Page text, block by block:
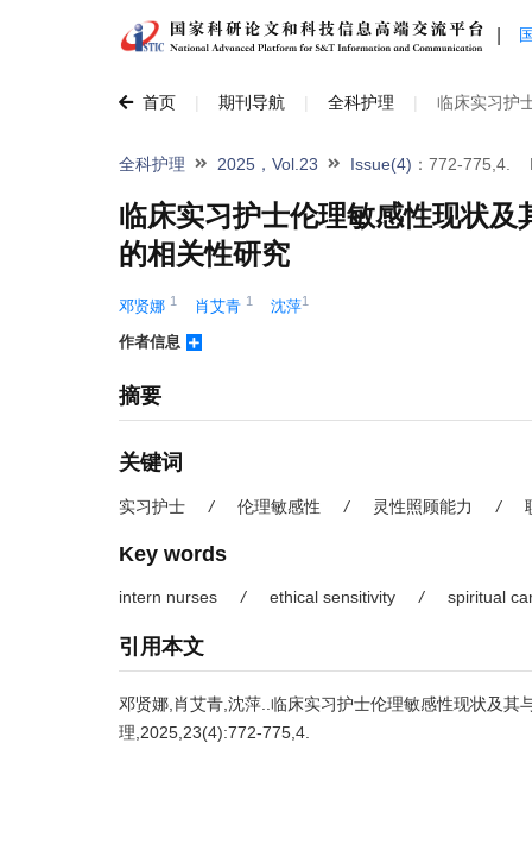
首页 期刊导航 全科护理 临床实习护
全科护理 2025，Vol.23 Issue(4) ：772-775,4.
临床实习护士伦理敏感性现状
的相关性研究
邓贤娜 1 肖艾青 1 沈萍1
作者信息
摘要
关键词
实习护士 / 伦理敏感性 / 灵性照顾能力 /
Key words
intern nurses / ethical sensitivity / spiritual
引用本文
邓贤娜,肖艾青,沈萍..临床实习护士伦理敏感性现状及
理,2025,23(4):772-775,4.